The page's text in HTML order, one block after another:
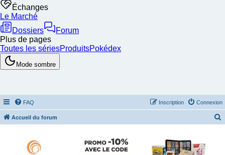
FAQ Connexion
Inscription
Accueil du forum